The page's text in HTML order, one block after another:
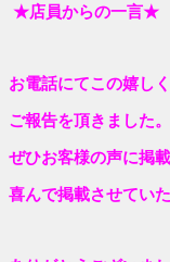
★店員からの一言★
お電話にてこの嬉し
ご報告を頂きました。
ぜひお客様の声に掲
喜んで掲載させてい